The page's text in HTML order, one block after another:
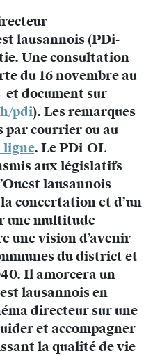
lausannois (PDi-
Une consultation
du 16 novembre au
et document sur
pdi). Les remarques
par courrier ou au
ligne. Le PDi-OL
aux législatifs
lausannois
concertation et d’un
une multitude
une vision d’avenir
du district et
Il amorcera un
lausannois en
directeur sur une
et accompagner
la qualité de vie